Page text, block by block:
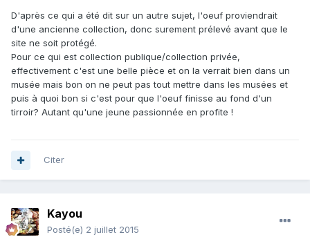
D'après ce qui a été dit sur un autre sujet, l'oeuf proviendrait
d'une ancienne collection, donc surement prélevé avant que le
site ne soit protégé.
Pour ce qui est collection publique/collection privée,
effectivement c'est une belle pièce et on la verrait bien dans un
musée mais bon on ne peut pas tout mettre dans les musées et
puis à quoi bon si c'est pour que l'oeuf finisse au fond d'un
tirroir? Autant qu'une jeune passionnée en profite !
Citer
Kayou
Posté(e) 2 juillet 2015